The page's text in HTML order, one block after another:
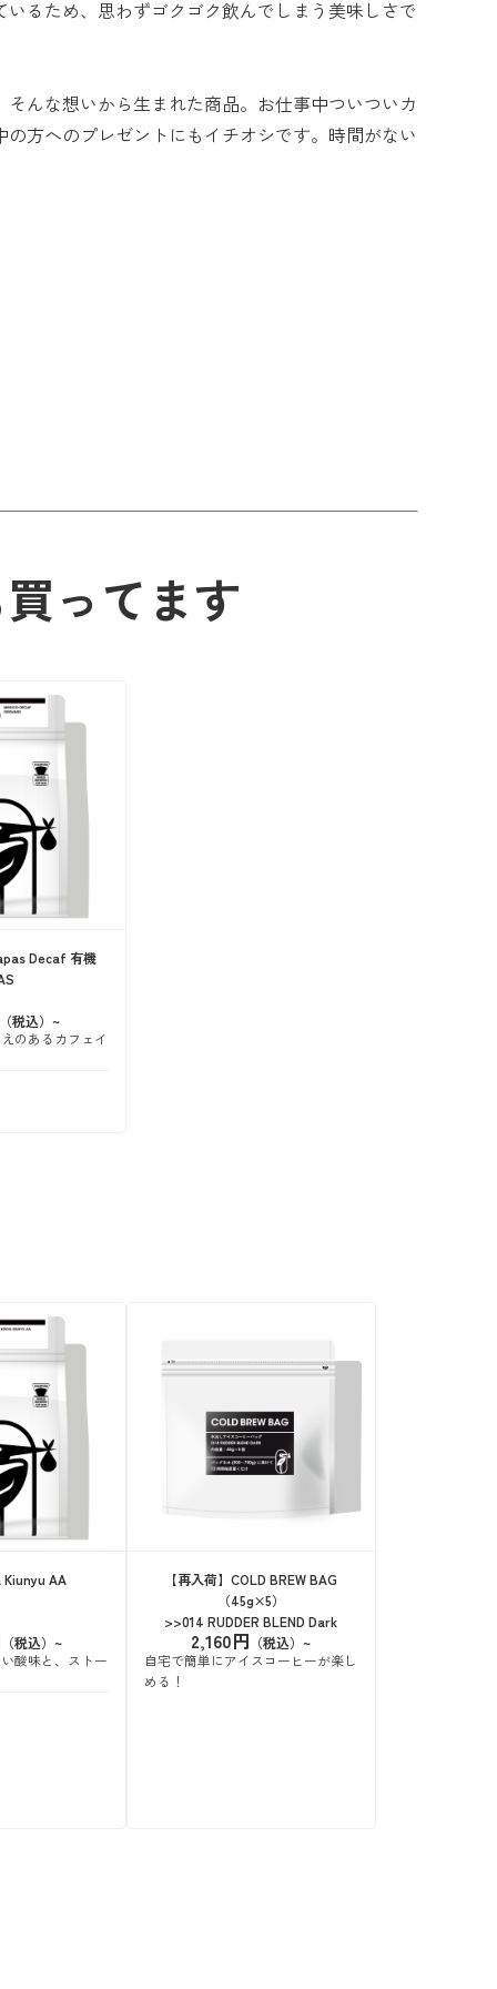
るため、思わずゴクゴク飲んでしまう美味しさで
んな想いから生まれた商品。お仕事中ついついカ
方へのプレゼントにもイチオシです。時間がない
ってます
Decaf 有機
のあるカフェイ
Kiunyu AA
酸味と、ストー
【再入荷】COLD BREW BAG
（45g×5）
>>014 RUDDER BLEND Dark
2,160円
自宅で簡単にアイスコーヒーが楽し
める！